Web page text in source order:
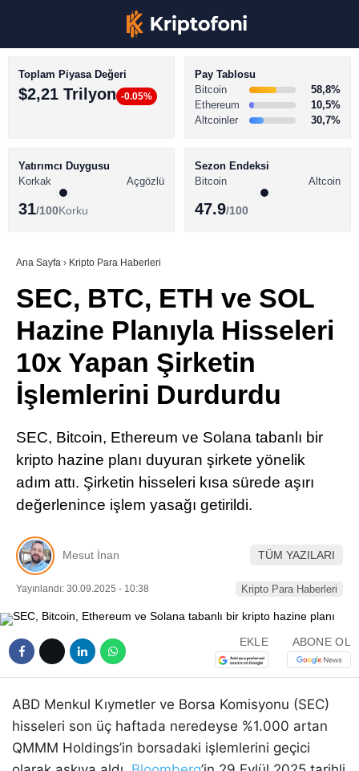
Youtube
TikTok
Telegram
BİTCOİN HABERLERİ
ALTCOİN HABERLERİ
SÖZLÜK
Toplam Piyasa Değeri
$2,21 Trilyon -0.05%
Pay Tablosu
Bitcoin
58,8%
Ethereum
10,5%
Altcoinler
30,7%
Yatırımcı Duygusu
Korkak
Açgözlü
31/100Korku
Sezon Endeksi
Bitcoin
Altcoin
47.9/100
Ana Sayfa › Kripto Para Haberleri
SEC, BTC, ETH ve SOL
Hazine Planıyla Hisseleri
10x Yapan Şirketin
İşlemlerini Durdurdu
SEC, Bitcoin, Ethereum ve Solana tabanlı bir
kripto hazine planı duyuran şirkete yönelik
adım attı. Şirketin hisseleri kısa sürede aşırı
değerlenince işlem yasağı getirildi.
Mesut İnan TÜM YAZILARI
Yayınlandı: 30.09.2025 - 10:38 Kripto Para Haberleri
EKLE ABONE OL
ABD Menkul Kıymetler ve Borsa Komisyonu (SEC)
hisseleri son üç haftada neredeyse %1.000 artan
QMMM Holdings’in borsadaki işlemlerini geçici